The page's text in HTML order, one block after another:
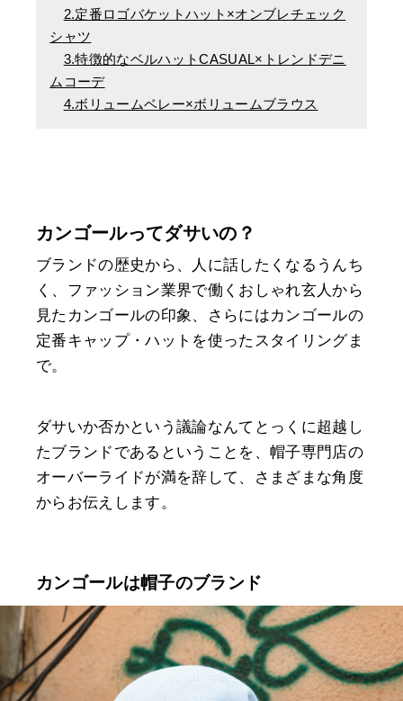
2.定番ロゴバケットハット×オンブレチェック
シャツ
3.特徴的なベルハットCASUAL×トレンドデニ
ムコーデ
4.ボリュームベレー×ボリュームブラウス
カンゴールってダサいの？
ブランドの歴史から、人に話したくなるうんち
く、ファッション業界で働くおしゃれ玄人から
見たカンゴールの印象、さらにはカンゴールの
定番キャップ・ハットを使ったスタイリングま
で。
ダサいか否かという議論なんてとっくに超越し
たブランドであるということを、帽子専門店の
オーバーライドが満を辞して、さまざまな角度
からお伝えします。
カンゴールは帽子のブランド